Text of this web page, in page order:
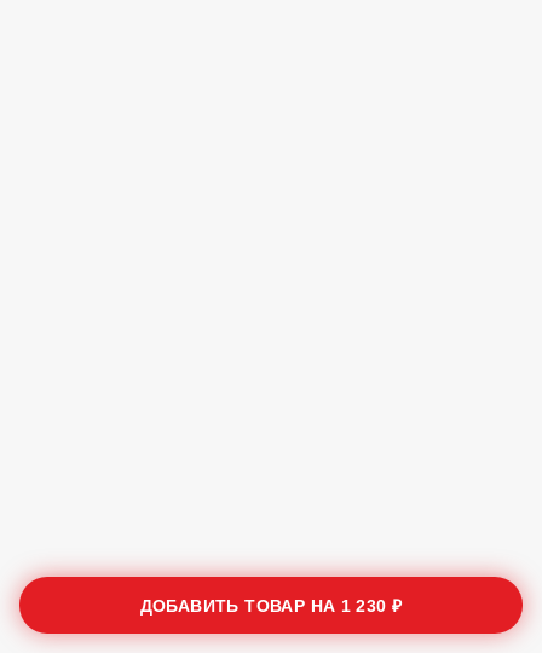
ДОБАВИТЬ ТОВАР НА 1 230 ₽